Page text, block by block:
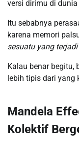
versi dirimu di dunia
Itu sebabnya
karena memori
sesuatu yang
Kalau benar begitu,
lebih tipis dari yang
Mandela
Kolektif